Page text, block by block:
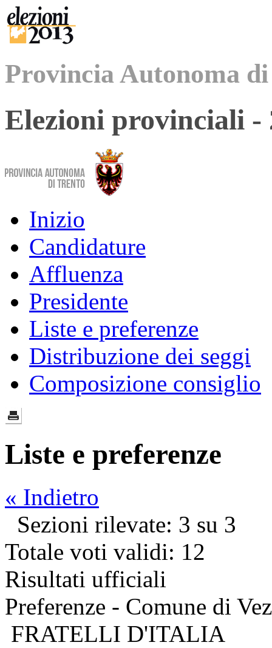
Provincia Autonoma
Elezioni provinciali -
Inizio
Candidature
Affluenza
Presidente
Liste e preferenze
Distribuzione dei seggi
Composizione consiglio
Liste e preferenze
« Indietro
Sezioni rilevate: 3 su 3
Totale voti validi: 12
Risultati ufficiali
Preferenze - Comune di
FRATELLI D'ITALIA